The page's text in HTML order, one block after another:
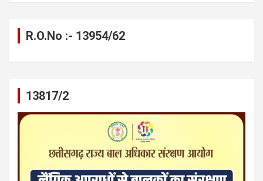
R.O.No :- 13954/62
13817/2